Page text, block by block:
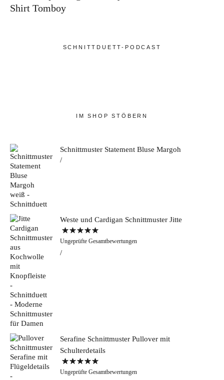
Shirt Tomboy
SCHNITTDUETT-PODCAST
IM SHOP STÖBERN
Schnittmuster Statement Bluse Margoh
Weste und Cardigan Schnittmuster Jitte
Bewertet mit
5.00von 5
Ungeprüfte Gesamtbewertungen
Serafine Schnittmuster Pullover mit
Schulterdetails
Bewertet mit
5.00von 5
Ungeprüfte Gesamtbewertungen